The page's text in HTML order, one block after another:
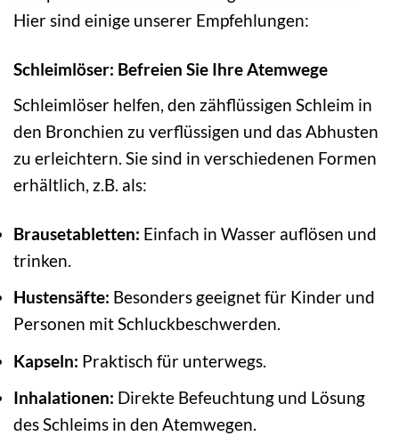
Hier sind einige unserer Empfehlungen:
Schleimlöser: Befreien Sie Ihre Atemwege
Schleimlöser helfen, den zähflüssigen Schleim in
den Bronchien zu verflüssigen und das Abhusten
zu erleichtern. Sie sind in verschiedenen Formen
erhältlich, z.B. als:
Brausetabletten: Einfach in Wasser auflösen und
trinken.
Hustensäfte: Besonders geeignet für Kinder und
Personen mit Schluckbeschwerden.
Kapseln: Praktisch für unterwegs.
Inhalationen: Direkte Befeuchtung und Lösung
des Schleims in den Atemwegen.